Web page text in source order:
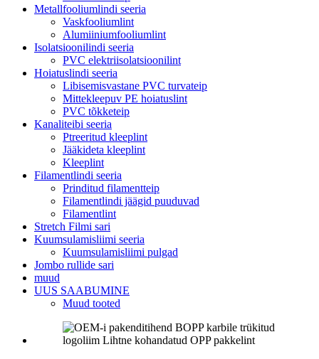
Metallfooliumlindi seeria
Vaskfooliumlint
Alumiiniumfooliumlint
Isolatsioonilindi seeria
PVC elektriisolatsioonilint
Hoiatuslindi seeria
Libisemisvastane PVC turvateip
Mittekleepuv PE hoiatuslint
PVC tõkketeip
Kanaliteibi seeria
Ptreeritud kleeplint
Jääkideta kleeplint
Kleeplint
Filamentlindi seeria
Prinditud filamentteip
Filamentlindi jäägid puuduvad
Filamentlint
Stretch Filmi sari
Kuumsulamisliimi seeria
Kuumsulamisliimi pulgad
Jombo rullide sari
muud
UUS SAABUMINE
Muud tooted